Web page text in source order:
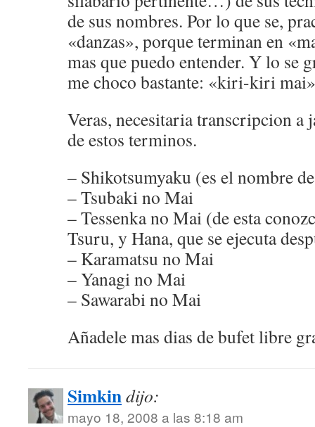
de sus nombres. Por lo que se,
«danzas», porque terminan en
mas que puedo entender. Y lo se
me choco bastante: «kiri-kiri mai»
Veras, necesitaria transcripcion a
de estos terminos.
– Shikotsumyaku (es el nombre
– Tsubaki no Mai
– Tessenka no Mai (de esta
Tsuru, y Hana, que se ejecuta
– Karamatsu no Mai
– Yanagi no Mai
– Sawarabi no Mai
Añadele mas dias de bufet libre
Simkindijo:
mayo 18, 2008 a las 8:18 am